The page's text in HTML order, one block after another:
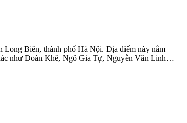
Long Biên, thành phố Hà Nội. Địa điểm này nằm
như Đoàn Khê, Ngô Gia Tự, Nguyễn Văn Linh…